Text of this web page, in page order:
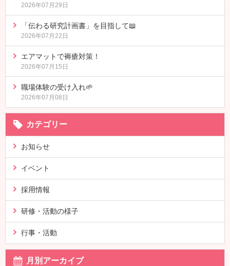
2026年07月29日
「伝わる研究計画書」を目指して📖
2026年07月22日
エアマットで褥瘡対策！
2026年07月15日
職場体験の受け入れ🌱
2026年07月08日
カテゴリー
お知らせ
イベント
採用情報
研修・活動の様子
行事・活動
月別アーカイブ